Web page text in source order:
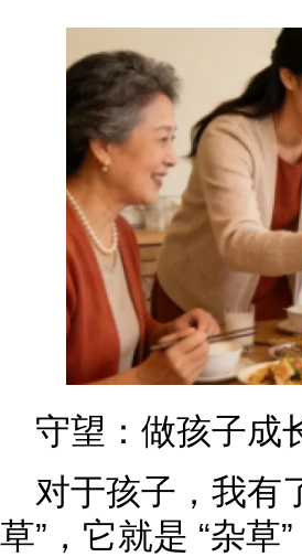
守望：做孩子成
对于孩子，我有
草”，它就是 “杂草